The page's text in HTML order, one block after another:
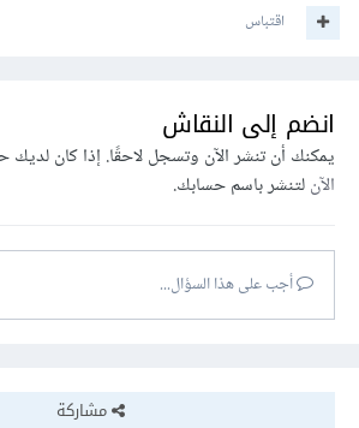
اقتباس
انضم إلى النقاش
يمكنك أن تنشر الآن وتسجل لاحقًا. إذا كان لديك
الآنلتنشر باسم حسابك.
أجب على هذا السؤال...
مشاركة